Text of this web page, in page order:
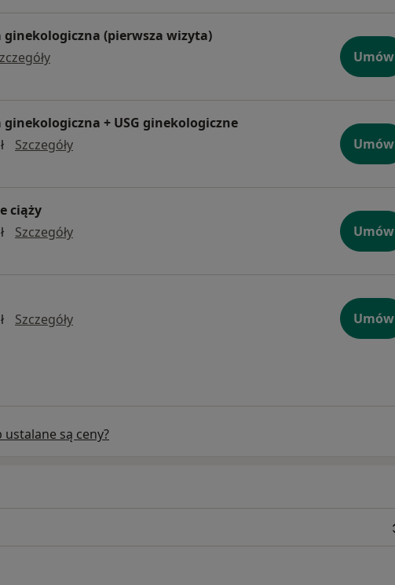
(pierwsza wizyta)
konsultacja ginekologiczna (pierwsza wizyta) Umów
+ USG ginekologiczne
Szczegółykonsultacja ginekologiczna + USG ginekologiczneUmów
ciąży
Szczegółyprowadzenie ciąży Umów
SzczegółyUSG piersi Umów
są ceny?